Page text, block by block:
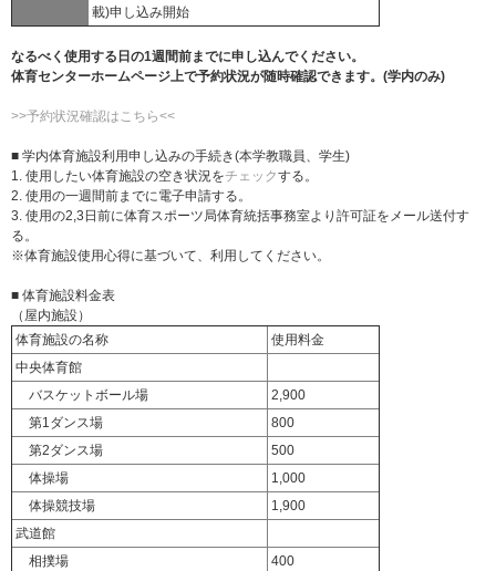
載)申し込み開始
なるべく使用する日の1週間前までに申し込んでください。
体育センターホームページ上で予約状況が随時確認できます。(学内のみ)
>>予約状況確認はこちら<<
■ 学内体育施設利用申し込みの手続き(本学教職員、学生)
1. 使用したい体育施設の空き状況をチェックする。
2. 使用の一週間前までに電子申請する。
3. 使用の2,3日前に体育スポーツ局体育統括事務室より許可証をメール送付す
る。
※体育施設使用心得に基づいて、利用してください。
■ 体育施設料金表
（屋内施設）
体育施設の名称
使用料金
中央体育館
バスケットボール場
2,900
第1ダンス場
800
第2ダンス場
500
体操場
1,000
体操競技場
1,900
武道館
相撲場
400